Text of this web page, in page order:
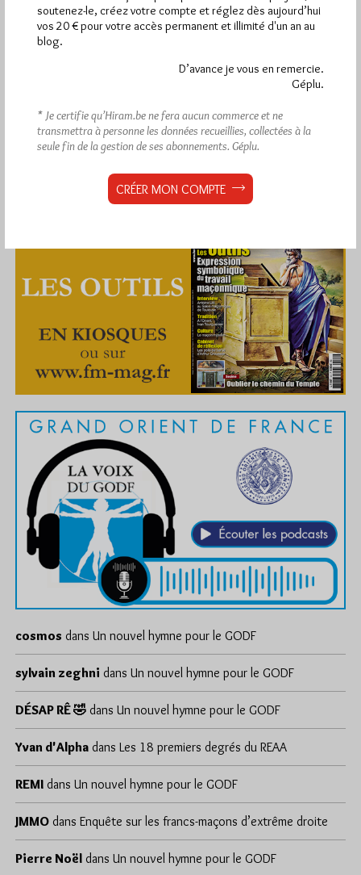
cosmos dans Un nouvel hymne pour le GODF
sylvain zeghni dans Un nouvel hymne pour le GODF
DÉSAP RÊ 🤣 dans Un nouvel hymne pour le GODF
Yvan d'Alpha dans Les 18 premiers degrés du REAA
REMI dans Un nouvel hymne pour le GODF
JMMO dans Enquête sur les francs-maçons d’extrême droite
Pierre Noël dans Un nouvel hymne pour le GODF
soutenez-le, créez votre compte et réglez dès aujourd’hui
vos 20 € pour votre accès permanent et illimité d'un an au
blog.
D’avance je vous en remercie.
Géplu.
* Je certifie qu’Hiram.be ne fera aucun commerce et ne
transmettra à personne les données recueillies, collectées à la
seule fin de la gestion de ses abonnements. Géplu.
CRÉER MON COMPTE